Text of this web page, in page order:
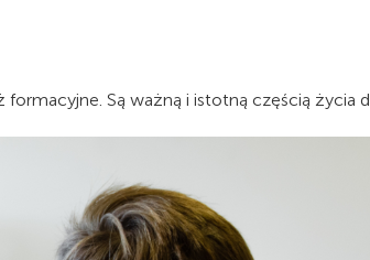
Są ważną i istotną częścią życia